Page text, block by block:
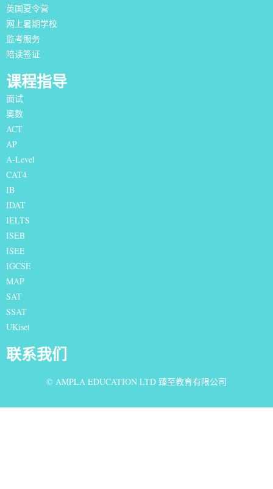
英国夏令营
网上暑期学校
监考服务
陪读签证
课程指导
面试
奥数
ACT
AP
A-Level
CAT4
IB
IDAT
IELTS
ISEB
ISEE
IGCSE
MAP
SAT
SSAT
UKiset
联系我们
© AMPLA EDUCATION LTD 臻至教育有限公司